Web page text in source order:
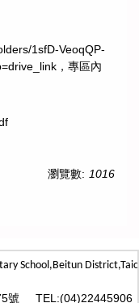
1sfD-VeoqQP-
，專區內
瀏覽數: 1016
School,Beitun District,
號 TEL:(04)22445906